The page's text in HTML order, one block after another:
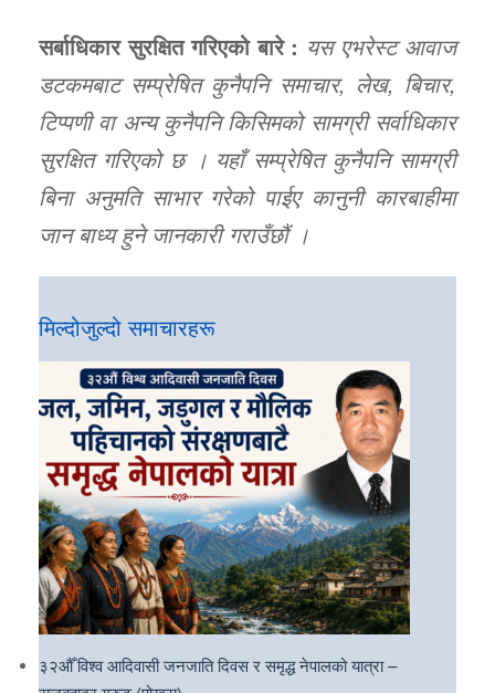
सर्बाधिकार सुरक्षित गरिएको बारे : यस एभरेस्ट आवाज
डटकमबाट सम्प्रेषित कुनैपनि समाचार, लेख, बिचार,
टिप्पणी वा अन्य कुनैपनि किसिमको सामग्री सर्वाधिकार
सुरक्षित गरिएको छ । यहाँ सम्प्रेषित कुनैपनि सामग्री
बिना अनुमति साभार गरेको पाईए कानुनी कारबाहीमा
जान बाध्य हुने जानकारी गराउँछौं ।
मिल्दोजुल्दो समाचारहरू
३२औँ विश्व आदिवासी जनजाति दिवस र समृद्ध नेपालको यात्रा –